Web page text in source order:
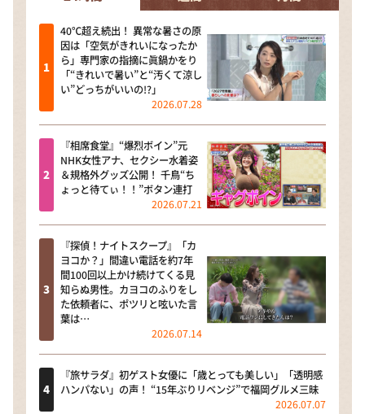
40℃超え続出！ 異常な暑さの原
因は「空気がきれいになったか
ら」専門家の指摘に眞鍋かをり
「“きれいで暑い”と“汚くて涼し
い”どっちがいいの!?」
2026.07.28
『相席食堂』“爆烈ボイン”元
NHK女性アナ、セクシー水着姿
＆規格外グッズ公開！ 千鳥“ち
ょっと待てぃ！！”ボタン連打
2026.07.21
『探偵！ナイトスクープ』「カ
ヨコか？」間違い電話を約7年
間100回以上かけ続けてくる見
知らぬ男性。カヨコのふりをし
た依頼者に、ポツリと呟いた言
葉は…
2026.07.14
『旅サラダ』初ゲスト女優に「歳とっても美しい」「透明感
ハンパない」の声！ “15年ぶりリベンジ”で福岡グルメ三昧
2026.07.07